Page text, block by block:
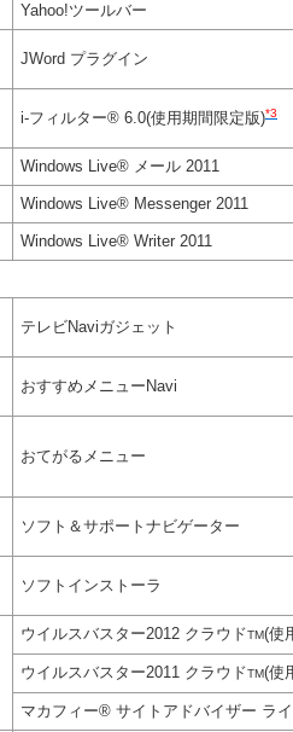
Yahoo!ツールバー
JWord プラグイン
i-フィルター® 6.0(使用期間限定版)*3
Windows Live® メール 2011
Windows Live® Messenger 2011
Windows Live® Writer 2011
テレビNaviガジェット
おすすめメニューNavi
おてがるメニュー
ソフト＆サポートナビゲーター
ソフトインストーラ
ウイルスバスター2012 クラウドTM(使
ウイルスバスター2011 クラウドTM(使
マカフィー® サイトアドバイザー ラ